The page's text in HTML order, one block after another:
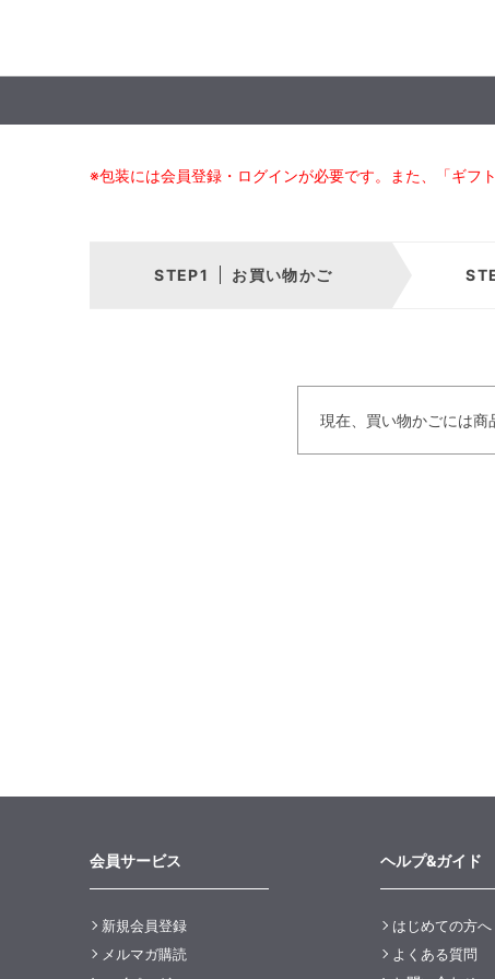
※包装には会員登録・ログインが必要です。また、「ギフ
お買い物かご
現在、買い物かごには商
会員サービス
新規会員登録
メルマガ購読
ヘルプ&ガイド
はじめての方へ
よくある質問